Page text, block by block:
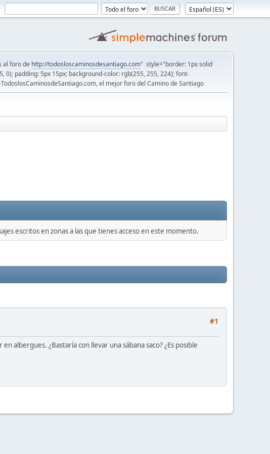
al foro de http://todosloscaminosdesantiago.com" style="border: 1px solid
0); padding: 5px 15px; background-color: rgb(255, 255, 224); font-
el mejor foro del Camino de Santiago
escritos en zonas a las que tienes acceso en este momento.
#1
albergues. ¿Bastaría con llevar una sábana saco? ¿Es posible